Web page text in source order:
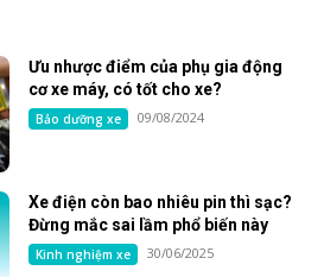
Ưu nhược điểm của phụ gia động
cơ xe máy, có tốt cho xe?
Bảo dưỡng xe 09/08/2024
Xe điện còn bao nhiêu pin thì sạc?
Đừng mắc sai lầm phổ biến này
Kinh nghiệm xe 30/06/2025